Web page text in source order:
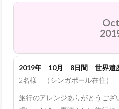
Oct
2019年 10月 8日間 世界遺
2名様 （シンガポール在住）
旅行のアレンジありがとうござ